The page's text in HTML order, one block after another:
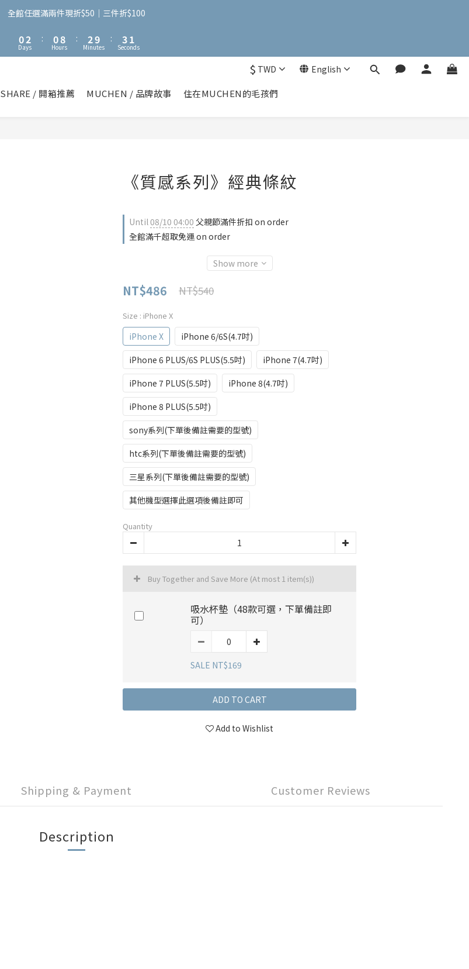
全館任選滿兩件現折$50｜三件折$100
2
0
4
2
1
Days
:
2
08
7
4
Hours
:
4
2
1
9
8
5
Minutes
:
5
3
2
2
0
Seconds
$ TWD English
SHARE / 開箱推薦 MUCHEN / 品牌故事 住在MUCHEN的毛孩們
《質感系列》經典條紋
Until08/10 04:00 父親節滿件折扣 on order
全館滿千超取免運 on order
Show more
NT$486 NT$540
Size : iPhone X
iPhone X
iPhone 6/6S(4.7吋)
iPhone 6 PLUS/6S PLUS(5.5吋)
iPhone 7(4.7吋)
iPhone 7 PLUS(5.5吋)
iPhone 8(4.7吋)
iPhone 8 PLUS(5.5吋)
sony系列(下單後備註需要的型號)
htc系列(下單後備註需要的型號)
三星系列(下單後備註需要的型號)
其他機型選擇此選項後備註即可
Quantity
Buy Together and Save More (At most 1 item(s))
吸水杯墊（48款可選，下單備註即
可）
SALE NT$169
ADD TO CART
Add to Wishlist
Shipping & Payment Customer Reviews
Description